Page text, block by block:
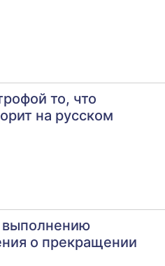
то, что
на русском
о прекращении